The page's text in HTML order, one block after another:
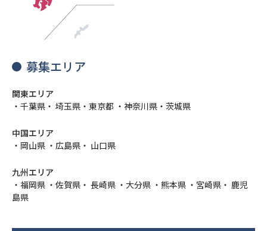
募集エリア
関東エリア
・千葉県・ 埼玉県・東京都 ・神奈川県・茨城県
中国エリア
・岡山県 ・広島県・ 山口県
九州エリア
・福岡県 ・佐賀県・ 長崎県 ・大分県 ・熊本県 ・宮崎県・ 鹿児
島県